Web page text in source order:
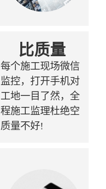
比质量
每个施工现场微信
监控，打开手机对
工地一目了然，全
程施工监理杜绝空
质量不好!